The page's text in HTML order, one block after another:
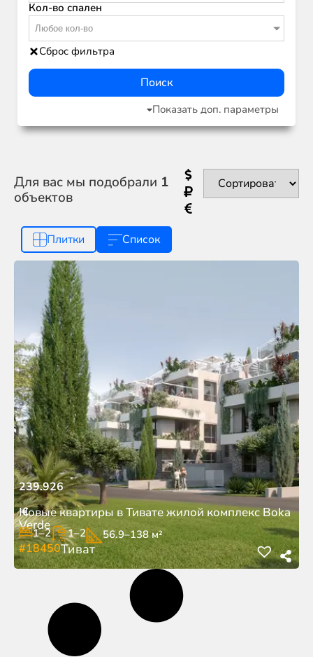
Кол-во спален
Любое кол-во
Сброс фильтра
Поиск
Показать доп. параметры
Для вас мы подобрали 1
объектов
Плитки Список
239.926
€
Новые квартиры в Тивате жилой комплекс Boka
Verde
1–2 1–2 56.9–138 м²
#18450Тиват